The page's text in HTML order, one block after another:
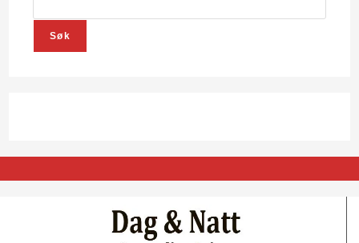
Søk